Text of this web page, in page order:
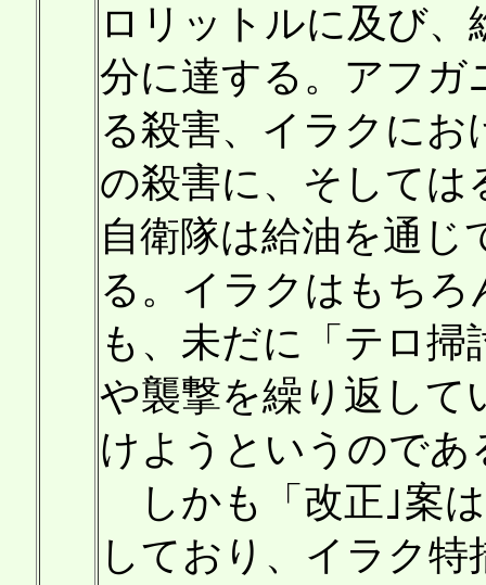
ロリットルに及び、
分に達する。アフガ
る殺害、イラクに
の殺害に、そしては
自衛隊は給油を通
る。イラクはもち
も、未だに「テロ
や襲撃を繰り返して
けようというのであ
しかも「改正｣案
しており、イラク